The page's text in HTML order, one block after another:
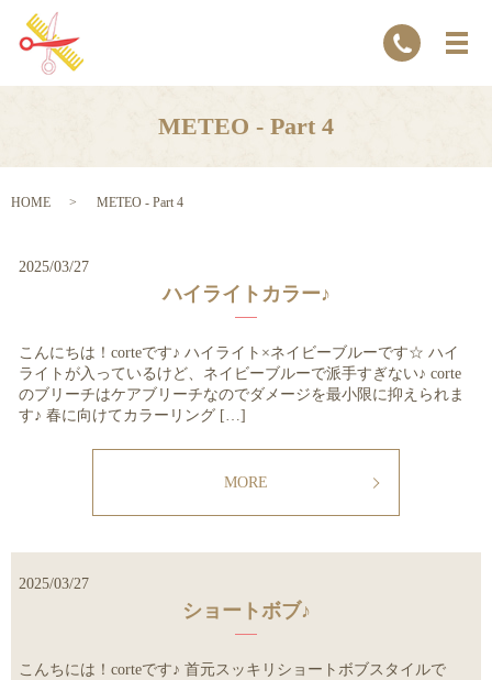
METEO - Part 4
HOME METEO - Part 4
2025/03/27
ハイライトカラー♪
こんにちは！corteです♪ ハイライト×ネイビーブルーです☆ ハイ
ライトが入っているけど、ネイビーブルーで派手すぎない♪ corte
のブリーチはケアブリーチなのでダメージを最小限に抑えられま
す♪ 春に向けてカラーリング […]
MORE
2025/03/27
ショートボブ♪
こんちには！corteです♪ 首元スッキリショートボブスタイルで